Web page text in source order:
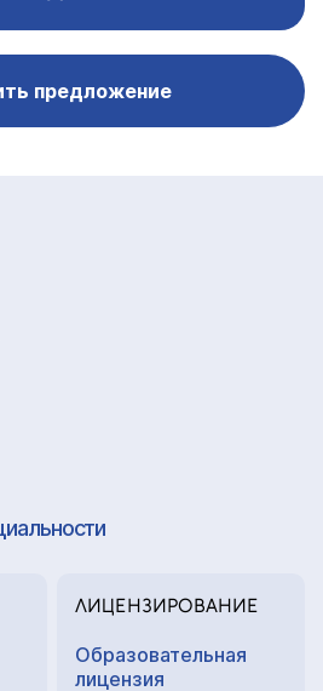
предложение
ЛИЦЕНЗИРОВАНИЕ
Образовательная
лицензия